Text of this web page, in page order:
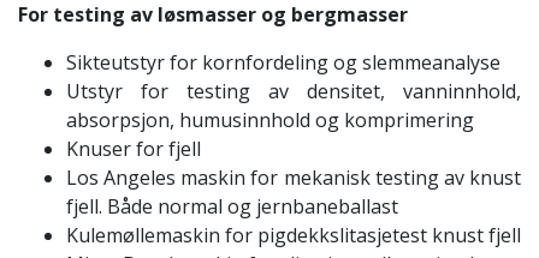
For testing av løsmasser og bergmasser
Sikteutstyr for kornfordeling og slemmeanalyse
Utstyr for testing av densitet, vanninnhold,
absorpsjon, humusinnhold og komprimering
Knuser for fjell
Los Angeles maskin for mekanisk testing av knust
fjell. Både normal og jernbaneballast
Kulemøllemaskin for pigdekkslitasjetest knust fjell